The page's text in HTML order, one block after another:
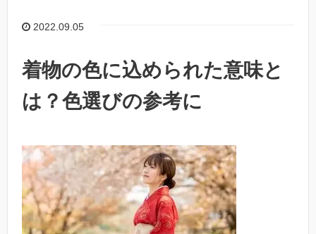
2022.09.05
着物の色に込められた意味と
は？色選びの参考に